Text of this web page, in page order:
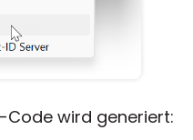
Code wird generiert: